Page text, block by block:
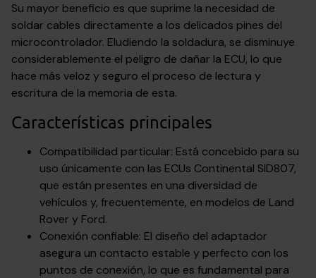
Su mayor beneficio es que suprime la necesidad de
soldar cables directamente a los delicados pines del
microcontrolador. Eludiendo la soldadura, se disminuye
considerablemente el peligro de dañar la ECU, lo que
hace más veloz y seguro el proceso de lectura y
escritura de la memoria de esta.
Características principales
Compatibilidad particular: Está concebido para su
uso únicamente con las ECUs Continental SID807,
que están presentes en una diversidad de
vehículos y, frecuentemente, en modelos de Land
Rover y Ford.
Conexión confiable: El diseño del adaptador
asegura un contacto estable y perfecto con los
puntos de conexión, lo que es fundamental para